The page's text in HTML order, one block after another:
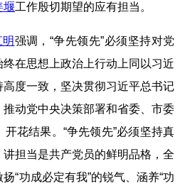
堰工作殷切期望的应有担当。
强调，“争先领先”必须坚持对党
在思想上政治上行动上同以习近
度一致，坚决贯彻习近平总书记
动党中央决策部署和省委、市委
开花结果。“争先领先”必须坚持真
担当是共产党员的鲜明品格，全
“功成必定有我”的锐气、涵养“功